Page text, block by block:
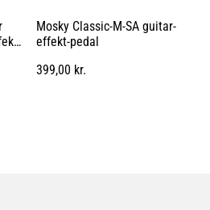
Mosky Classic-M-SA guitar-
effekt-pedal
399,00 kr.